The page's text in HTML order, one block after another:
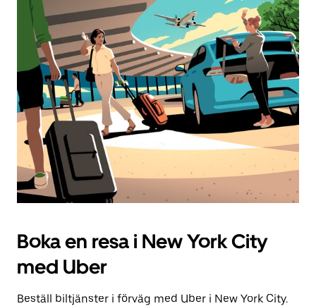
ESC-
knappen
stänga
kalendern.
Boka en resa i New York City
med Uber
Beställ biltjänster i förväg med Uber i New York City.